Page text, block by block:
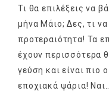
Τι θα επιλέξεις να
μήνα Μάιο; Δες, τι
προτεραιότητα! Τα
έχουν περισσότερα
γεύση και είναι πιο
εποχιακά ψάρια!